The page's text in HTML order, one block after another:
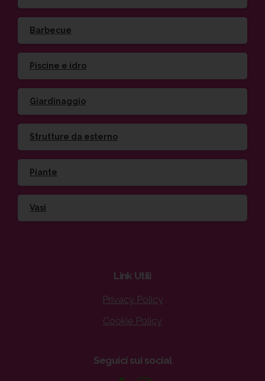
Barbecue
Piscine e idro
Giardinaggio
Strutture da esterno
Piante
Vasi
Link Utili
Privacy Policy
Cookie Policy
Seguici sui social